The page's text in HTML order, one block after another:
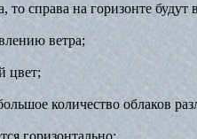
то справа на горизонте будут
ветра;
цвет;
количество облаков
горизонтально;